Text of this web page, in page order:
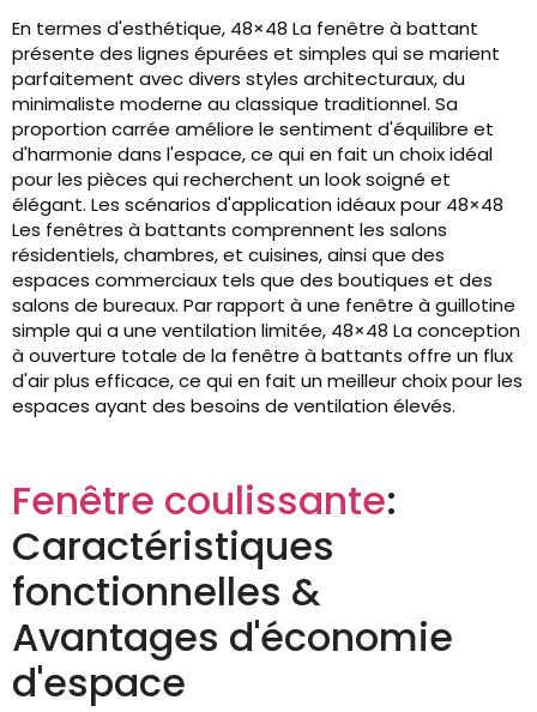
En termes d'esthétique, 48×48 La fenêtre à battant
présente des lignes épurées et simples qui se marient
parfaitement avec divers styles architecturaux, du
minimaliste moderne au classique traditionnel. Sa
proportion carrée améliore le sentiment d'équilibre et
d'harmonie dans l'espace, ce qui en fait un choix idéal
pour les pièces qui recherchent un look soigné et
élégant. Les scénarios d'application idéaux pour 48×48
Les fenêtres à battants comprennent les salons
résidentiels, chambres, et cuisines, ainsi que des
espaces commerciaux tels que des boutiques et des
salons de bureaux. Par rapport à une fenêtre à guillotine
simple qui a une ventilation limitée, 48×48 La conception
à ouverture totale de la fenêtre à battants offre un flux
d'air plus efficace, ce qui en fait un meilleur choix pour les
espaces ayant des besoins de ventilation élevés.
Fenêtre coulissante:
Caractéristiques
fonctionnelles &
Avantages d'économie
d'espace